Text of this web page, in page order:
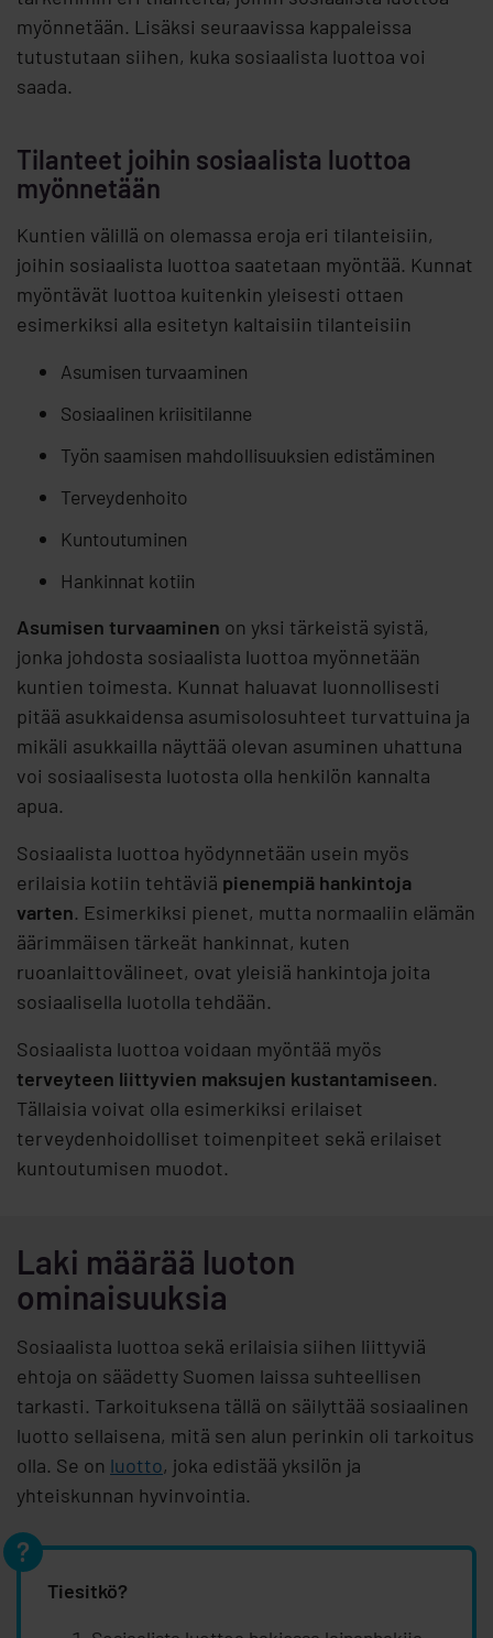
myönnetään. Lisäksi seuraavissa kappaleissa
tutustutaan siihen, kuka sosiaalista luottoa voi
saada.
Tilanteet joihin sosiaalista luottoa
myönnetään
Kuntien välillä on olemassa eroja eri tilanteisiin,
joihin sosiaalista luottoa saatetaan myöntää. Kunnat
myöntävät luottoa kuitenkin yleisesti ottaen
esimerkiksi alla esitetyn kaltaisiin tilanteisiin
Asumisen turvaaminen
Sosiaalinen kriisitilanne
Työn saamisen mahdollisuuksien edistäminen
Terveydenhoito
Kuntoutuminen
Hankinnat kotiin
Asumisen turvaaminen on yksi tärkeistä syistä,
jonka johdosta sosiaalista luottoa myönnetään
kuntien toimesta. Kunnat haluavat luonnollisesti
pitää asukkaidensa asumisolosuhteet turvattuina ja
mikäli asukkailla näyttää olevan asuminen uhattuna
voi sosiaalisesta luotosta olla henkilön kannalta
apua.
Sosiaalista luottoa hyödynnetään usein myös
erilaisia kotiin tehtäviä pienempiä hankintoja
varten. Esimerkiksi pienet, mutta normaaliin elämän
äärimmäisen tärkeät hankinnat, kuten
ruoanlaittovälineet, ovat yleisiä hankintoja joita
sosiaalisella luotolla tehdään.
Sosiaalista luottoa voidaan myöntää myös
terveyteen liittyvien maksujen kustantamiseen.
Tällaisia voivat olla esimerkiksi erilaiset
terveydenhoidolliset toimenpiteet sekä erilaiset
kuntoutumisen muodot.
Laki määrää luoton
ominaisuuksia
Sosiaalista luottoa sekä erilaisia siihen liittyviä
ehtoja on säädetty Suomen laissa suhteellisen
tarkasti. Tarkoituksena tällä on säilyttää sosiaalinen
luotto sellaisena, mitä sen alun perinkin oli tarkoitus
olla. Se on luotto, joka edistää yksilön ja
yhteiskunnan hyvinvointia.
Tiesitkö?